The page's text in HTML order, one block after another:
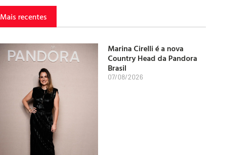
Mais recentes
Marina Cirelli é a nova
Country Head da Pandora
Brasil
07/08/2026